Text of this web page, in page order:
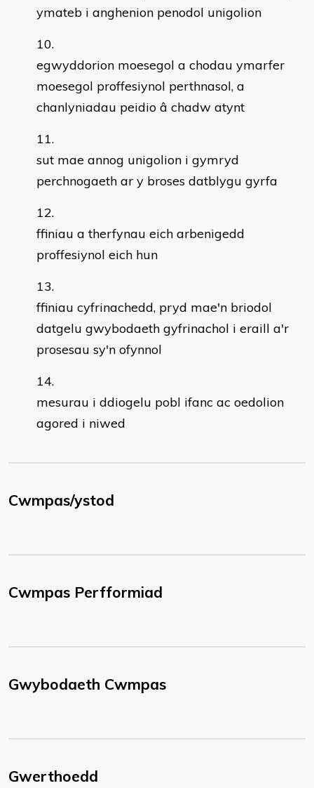
ymateb i anghenion penodol unigolion
egwyddorion moesegol a chodau ymarfer
moesegol proffesiynol perthnasol, a
chanlyniadau peidio â chadw atynt
sut mae annog unigolion i gymryd
perchnogaeth ar y broses datblygu gyrfa
ffiniau a therfynau eich arbenigedd
proffesiynol eich hun
ffiniau cyfrinachedd, pryd mae'n briodol
datgelu gwybodaeth gyfrinachol i eraill a'r
prosesau sy'n ofynnol
mesurau i ddiogelu pobl ifanc ac oedolion
agored i niwed
Cwmpas/ystod
Cwmpas Perfformiad
Gwybodaeth Cwmpas
Gwerthoedd